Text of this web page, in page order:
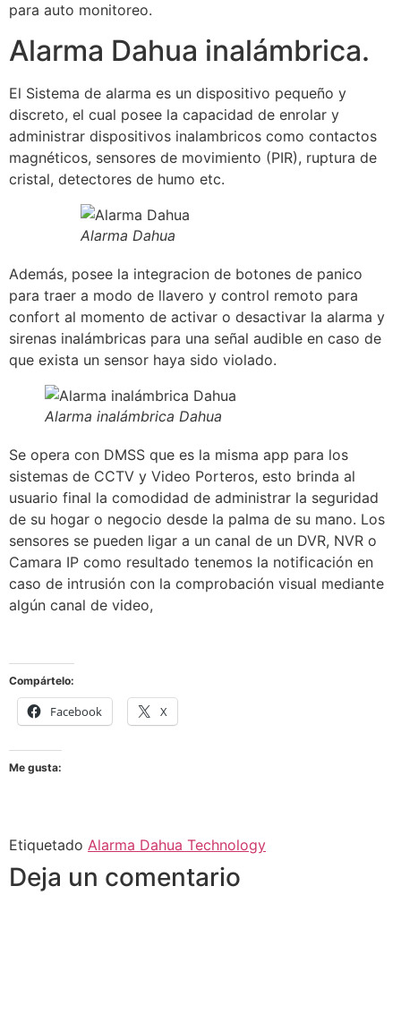
para auto monitoreo.
Alarma Dahua inalámbrica.
El Sistema de alarma es un dispositivo pequeño y
discreto, el cual posee la capacidad de enrolar y
administrar dispositivos inalambricos como contactos
magnéticos, sensores de movimiento (PIR), ruptura de
cristal, detectores de humo etc.
Alarma Dahua
Además, posee la integracion de botones de panico
para traer a modo de llavero y control remoto para
confort al momento de activar o desactivar la alarma y
sirenas inalámbricas para una señal audible en caso de
que exista un sensor haya sido violado.
Alarma inalámbrica Dahua
Se opera con DMSS que es la misma app para los
sistemas de CCTV y Video Porteros, esto brinda al
usuario final la comodidad de administrar la seguridad
de su hogar o negocio desde la palma de su mano. Los
sensores se pueden ligar a un canal de un DVR, NVR o
Camara IP como resultado tenemos la notificación en
caso de intrusión con la comprobación visual mediante
algún canal de video,
Compártelo:
Facebook X
Me gusta:
Etiquetado Alarma Dahua Technology
Deja un comentario